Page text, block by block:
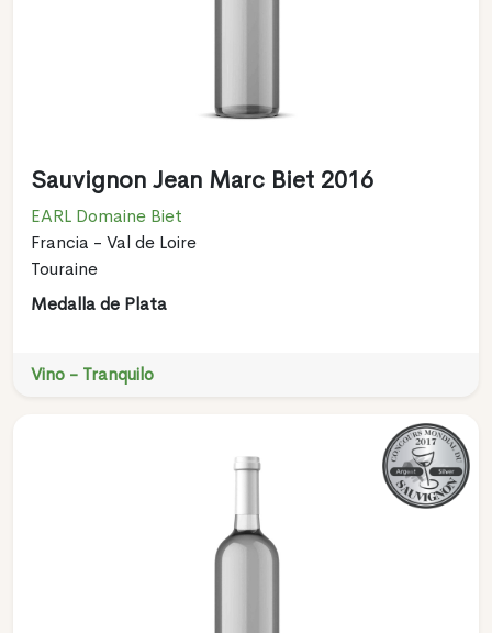
Sauvignon Jean Marc Biet 2016
EARL Domaine Biet
Francia - Val de Loire
Touraine
Medalla de Plata
Vino - Tranquilo